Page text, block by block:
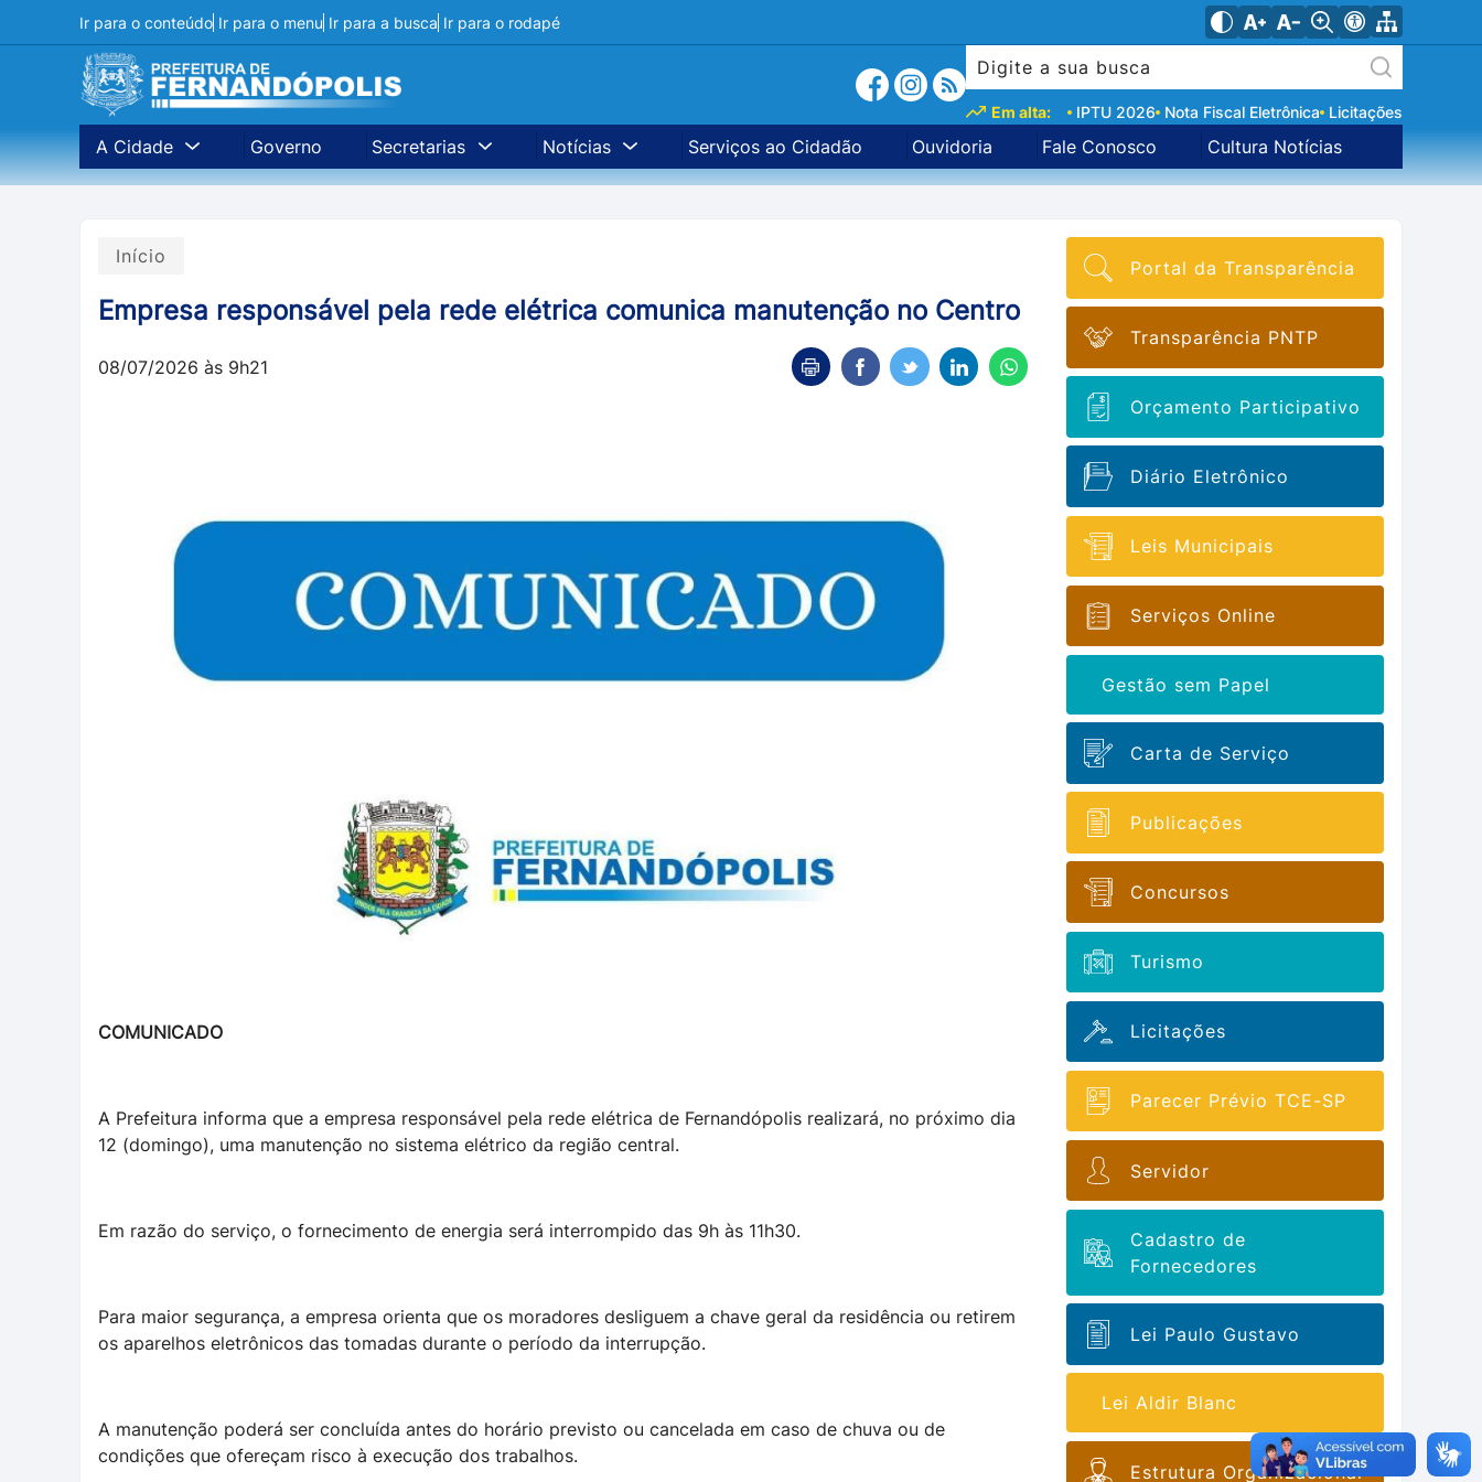
Ir para o conteúdo Ir para o menu Ir para a busca Ir para o rodapé
Em alta: IPTU 2026 Nota Fiscal Eletrônica Licitações
A Cidade Governo Secretarias Notícias Serviços ao Cidadão Ouvidoria Fale Conosco Cultura Notícias
Início
Empresa responsável pela rede elétrica comunica manutenção no Centro
08/07/2026 às 9h21
COMUNICADO
A Prefeitura informa que a empresa responsável pela rede elétrica de Fernandópolis realizará, no próximo dia
12 (domingo), uma manutenção no sistema elétrico da região central.
Em razão do serviço, o fornecimento de energia será interrompido das 9h às 11h30.
Para maior segurança, a empresa orienta que os moradores desliguem a chave geral da residência ou retirem
os aparelhos eletrônicos das tomadas durante o período da interrupção.
A manutenção poderá ser concluída antes do horário previsto ou cancelada em caso de chuva ou de
condições que ofereçam risco à execução dos trabalhos.
Portal da Transparência
Transparência PNTP
Orçamento Participativo
Diário Eletrônico
Leis Municipais
Serviços Online
Gestão sem Papel
Carta de Serviço
Publicações
Concursos
Turismo
Licitações
Parecer Prévio TCE-SP
Servidor
Cadastro de
Fornecedores
Lei Paulo Gustavo
Lei Aldir Blanc
Estrutura Organizacional